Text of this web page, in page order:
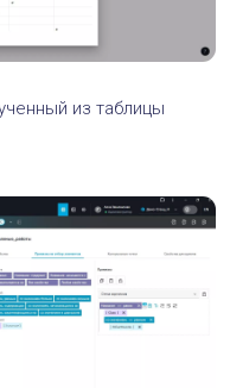
из таблицы